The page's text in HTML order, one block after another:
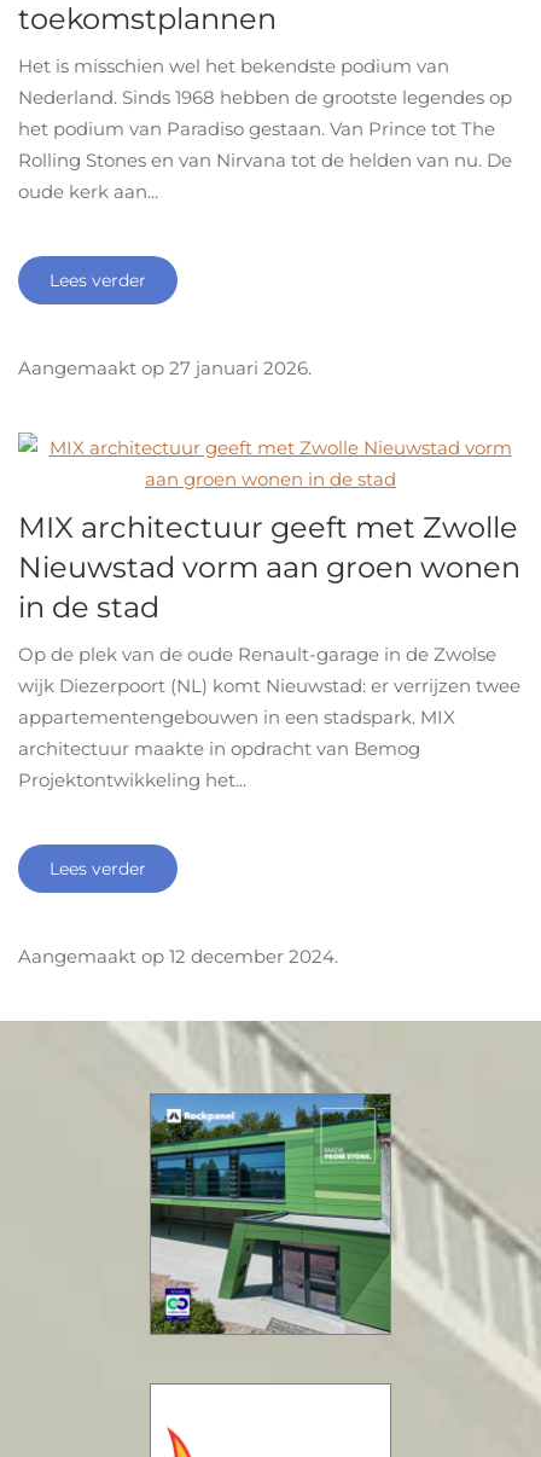
toekomstplannen
Het is misschien wel het bekendste podium van
Nederland. Sinds 1968 hebben de grootste legendes op
het podium van Paradiso gestaan. Van Prince tot The
Rolling Stones en van Nirvana tot de helden van nu. De
oude kerk aan...
Lees verder
Aangemaakt op 27 januari 2026.
MIX architectuur geeft met Zwolle
Nieuwstad vorm aan groen wonen
in de stad
Op de plek van de oude Renault-garage in de Zwolse
wijk Diezerpoort (NL) komt Nieuwstad: er verrijzen twee
appartementengebouwen in een stadspark. MIX
architectuur maakte in opdracht van Bemog
Projektontwikkeling het...
Lees verder
Aangemaakt op 12 december 2024.